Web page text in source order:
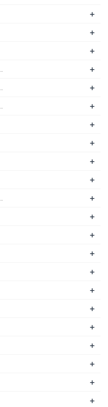
+
+
+
+
+
+
+
+
+
+
+
+
+
+
+
+
+
+
+
+
+
+